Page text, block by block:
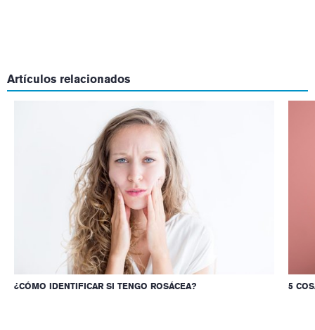
Artículos relacionados
¿CÓMO IDENTIFICAR SI TENGO ROSÁCEA? 5